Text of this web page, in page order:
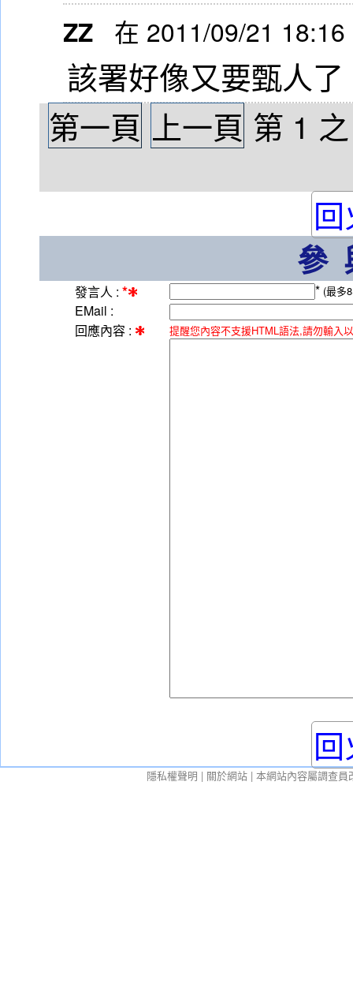
ZZ 在 2011/09/21
該署好像又要甄人了
第一頁 上一頁 第 1
* (最多
發言人 : *
EMail :
提醒您內容不支援HTML語法,請勿輸入
回應內容 :
隱私權聲明 | 關於網站 | 本網站內容屬調查